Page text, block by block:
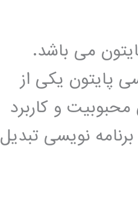
می باشد.
پایتون یکی از
و کاربرد
نویسی تبدیل